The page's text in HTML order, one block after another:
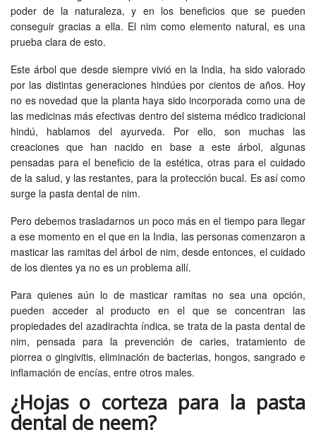
poder de la naturaleza, y en los beneficios que se pueden
conseguir gracias a ella. El nim como elemento natural, es una
prueba clara de esto.
Este árbol que desde siempre vivió en la India, ha sido valorado
por las distintas generaciones hindúes por cientos de años. Hoy
no es novedad que la planta haya sido incorporada como una de
las medicinas más efectivas dentro del sistema médico tradicional
hindú, hablamos del ayurveda. Por ello, son muchas las
creaciones que han nacido en base a este árbol, algunas
pensadas para el beneficio de la estética, otras para el cuidado
de la salud, y las restantes, para la protección bucal. Es así como
surge la pasta dental de nim.
Pero debemos trasladarnos un poco más en el tiempo para llegar
a ese momento en el que en la India, las personas comenzaron a
masticar las ramitas del árbol de nim, desde entonces, el cuidado
de los dientes ya no es un problema allí.
Para quienes aún lo de masticar ramitas no sea una opción,
pueden acceder al producto en el que se concentran las
propiedades del azadirachta índica, se trata de la pasta dental de
nim, pensada para la prevención de caries, tratamiento de
piorrea o gingivitis, eliminación de bacterias, hongos, sangrado e
inflamación de encías, entre otros males.
¿Hojas o corteza para la pasta
dental de neem?